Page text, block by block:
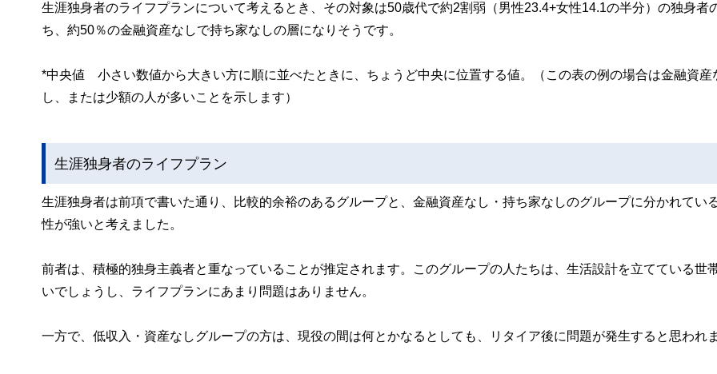
生涯独身者のライフプランについて考えるとき、その対象は50歳代で約2割弱（男性23.4+女性14.1の半分）の独身者
ち、約50％の金融資産なしで持ち家なしの層になりそうです。
*中央値 小さい数値から大きい方に順に並べたときに、ちょうど中央に位置する値。（この表の例の場合は金融資産
し、または少額の人が多いことを示します）
生涯独身者のライフプラン
生涯独身者は前項で書いた通り、比較的余裕のあるグループと、金融資産なし・持ち家なしのグループに分かれてい
性が強いと考えました。
前者は、積極的独身主義者と重なっていることが推定されます。このグループの人たちは、生活設計を立てている世
いでしょうし、ライフプランにあまり問題はありません。
一方で、低収入・資産なしグループの方は、現役の間は何とかなるとしても、リタイア後に問題が発生すると思われま